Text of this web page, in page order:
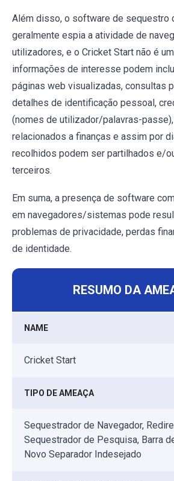
Além disso, o software de sequestro
geralmente espia a atividade de
utilizadores, e o Cricket Start não é
informações de interesse podem
páginas web visualizadas, consultas
detalhes de identificação pessoal,
(nomes de utilizador/palavras-
relacionados a finanças e assim por
recolhidos podem ser partilhados e/
terceiros.
Em suma, a presença de software
em navegadores/sistemas pode
problemas de privacidade, perdas
de identidade.
RESUMO DA
NAME
Cricket Start
TIPO DE AMEAÇA
Sequestrador de Navegador,
Sequestrador de Pesquisa, Barra
Novo Separador Indesejado